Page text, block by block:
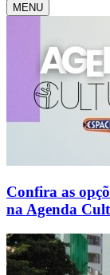
MENU
Confira as
na Agenda